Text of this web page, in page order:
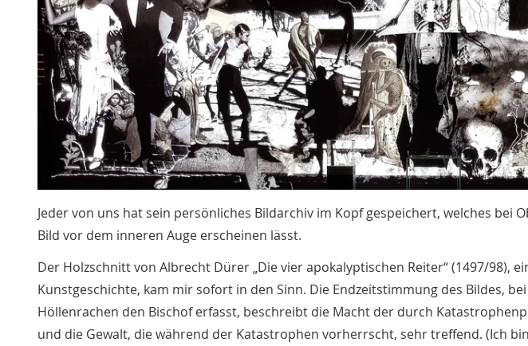
Jeder von uns hat sein persönliches Bildarchiv im Kopf gespeichert, welches bei
Bild vor dem inneren Auge erscheinen lässt.
Der Holzschnitt von Albrecht Dürer „Die vier apokalyptischen Reiter“ (1497/98),
Kunstgeschichte, kam mir sofort in den Sinn. Die Endzeitstimmung des Bildes,
Höllenrachen den Bischof erfasst, beschreibt die Macht der durch
und die Gewalt, die während der Katastrophen vorherrscht, sehr treffend. (Ich